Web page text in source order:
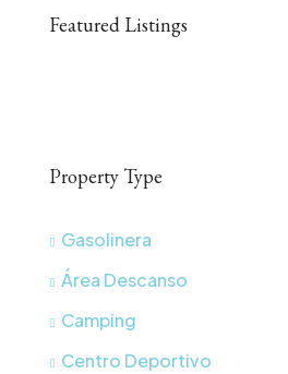
Featured Listings
Property Type
Gasolinera
Área Descanso
Camping
Centro Deportivo